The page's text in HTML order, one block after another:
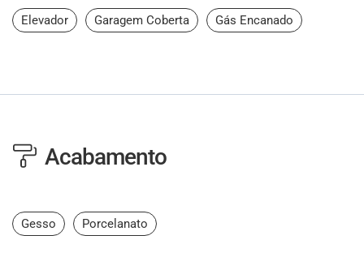
Elevador Garagem Coberta Gás Encanado
Acabamento
Gesso Porcelanato